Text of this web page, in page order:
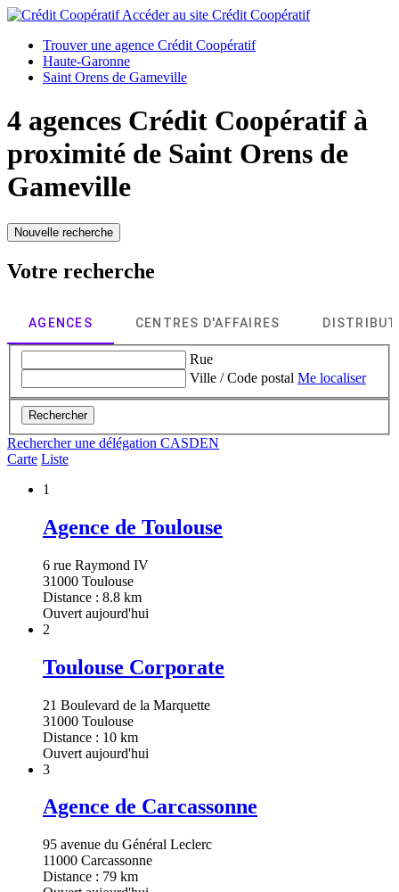
Accéder au site Crédit Coopératif
Trouver une agence Crédit Coopératif
Haute-Garonne
Saint Orens de Gameville
4 agences Crédit Coopératif à
proximité de Saint Orens de
Gameville
Nouvelle recherche
Votre recherche
AGENCES CENTRES D'AFFAIRES
Rue
Ville / Code postal Me localiser
Rechercher
Rechercher une délégation CASDEN
Carte Liste
1
Agence de Toulouse
6 rue Raymond IV
31000 Toulouse
Distance : 8.8 km
Ouvert aujourd'hui
2
Toulouse Corporate
21 Boulevard de la Marquette
31000 Toulouse
Distance : 10 km
Ouvert aujourd'hui
3
Agence de Carcassonne
95 avenue du Général Leclerc
11000 Carcassonne
Distance : 79 km